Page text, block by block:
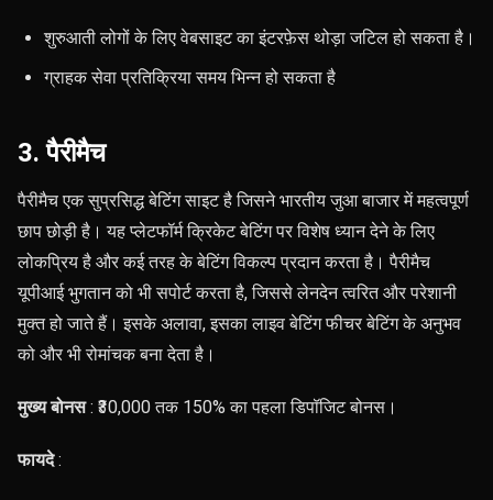
शुरुआती लोगों के लिए वेबसाइट का इंटरफ़ेस थोड़ा जटिल हो सकता है।
ग्राहक सेवा प्रतिक्रिया समय भिन्न हो सकता है
3. पैरीमैच
पैरीमैच एक सुप्रसिद्ध बेटिंग साइट है जिसने भारतीय जुआ बाजार में महत्वपूर्ण
छाप छोड़ी है। यह प्लेटफॉर्म क्रिकेट बेटिंग पर विशेष ध्यान देने के लिए
लोकप्रिय है और कई तरह के बेटिंग विकल्प प्रदान करता है। पैरीमैच
यूपीआई भुगतान को भी सपोर्ट करता है, जिससे लेनदेन त्वरित और परेशानी
मुक्त हो जाते हैं। इसके अलावा, इसका लाइव बेटिंग फीचर बेटिंग के अनुभव
को और भी रोमांचक बना देता है।
मुख्य बोनस: ₹30,000 तक 150% का पहला डिपॉजिट बोनस।
फायदे: